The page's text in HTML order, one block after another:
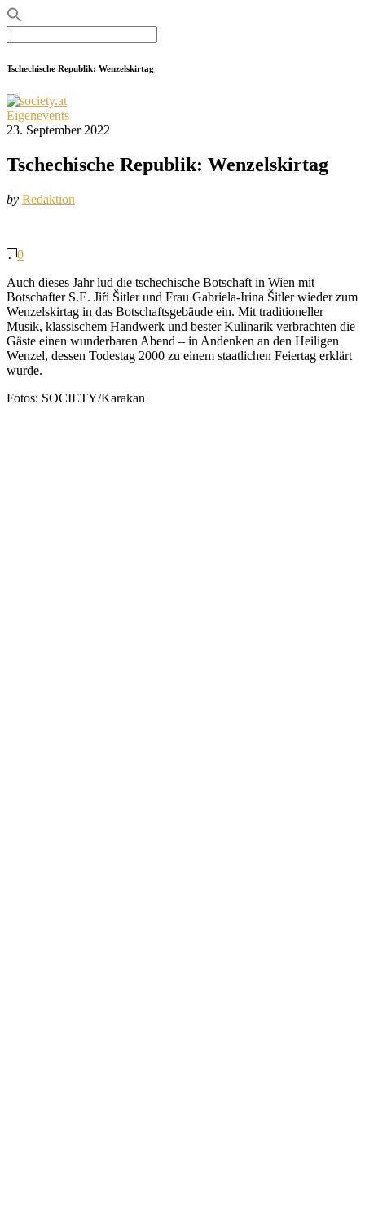
for:
Tschechische Republik: Wenzelskirtag
Eigenevents
23. September 2022
Tschechische Republik: Wenzelskirtag
by Redaktion
0
Auch dieses Jahr lud die tschechische Botschaft in Wien mit
Botschafter S.E. Jiří Šitler und Frau Gabriela-Irina Šitler wieder zum
Wenzelskirtag in das Botschaftsgebäude ein. Mit traditioneller
Musik, klassischem Handwerk und bester Kulinarik verbrachten die
Gäste einen wunderbaren Abend – in Andenken an den Heiligen
Wenzel, dessen Todestag 2000 zu einem staatlichen Feiertag erklärt
wurde.
Fotos: SOCIETY/Karakan